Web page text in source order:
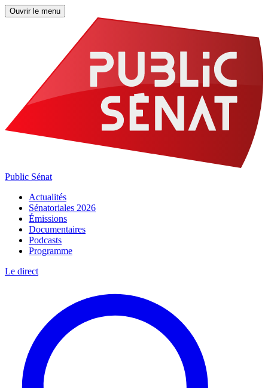
Ouvrir le menu
Public Sénat
Actualités
Sénatoriales 2026
Émissions
Documentaires
Podcasts
Programme
Le direct